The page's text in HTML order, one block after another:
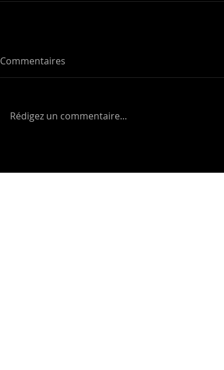
Commentaires
Rédigez un commentaire...